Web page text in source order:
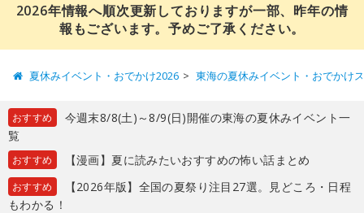
2026年情報へ順次更新しておりますが一部、昨年の情
報もございます。予めご了承ください。
夏休みイベント・おでかけ2026 東海の夏休みイベント・おでかけ
おすすめ
今週末8/8(土)～8/9(日)開催の東海の夏休みイベント一
覧
おすすめ 【漫画】夏に読みたいおすすめの怖い話まとめ
おすすめ
【2026年版】全国の夏祭り注目27選。見どころ・日程
もわかる！